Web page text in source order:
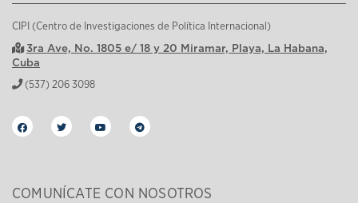
CIPI (Centro de Investigaciones de Política Internacional)
3ra Ave, No. 1805 e/ 18 y 20 Miramar, Playa, La Habana,
Cuba
(537) 206 3098
COMUNÍCATE CON NOSOTROS